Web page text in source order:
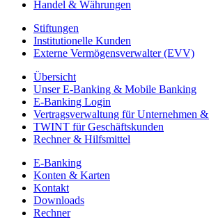
Handel & Währungen
Stiftungen
Institutionelle Kunden
Externe Vermögensverwalter (EVV)
Übersicht
Unser E-Banking & Mobile Banking
E-Banking Login
Vertragsverwaltung für Unternehmen
TWINT für Geschäftskunden
Rechner & Hilfsmittel
E-Banking
Konten & Karten
Kontakt
Downloads
Rechner